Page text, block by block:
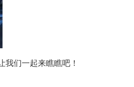
们一起来瞧瞧吧！